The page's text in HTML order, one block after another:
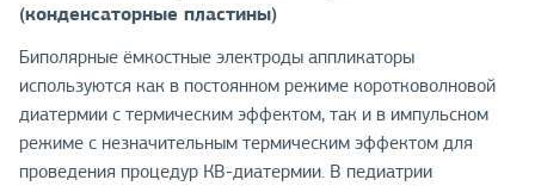
(конденсаторные пластины)
Биполярные ёмкостные электроды аппликаторы
используются как в постоянном режиме коротковолновой
диатермии с термическим эффектом, так и в импульсном
режиме с незначительным термическим эффектом для
проведения процедур КВ-диатермии. В педиатрии